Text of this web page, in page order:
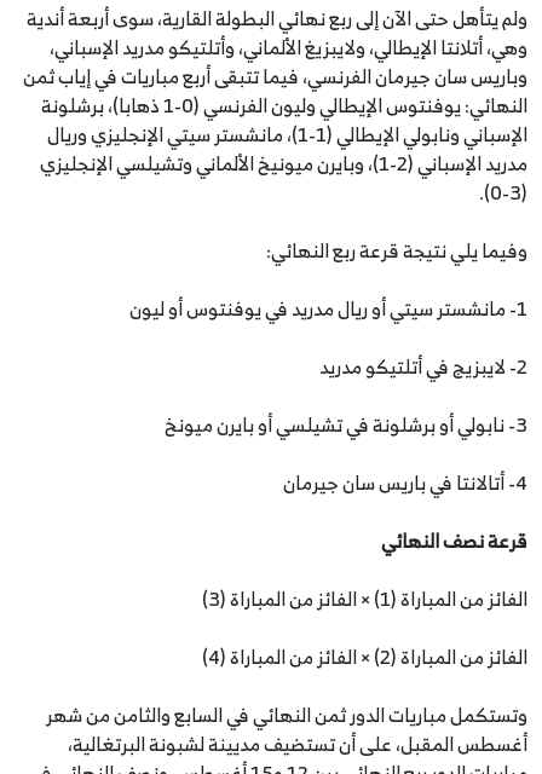
ولم يتأهل حتى الآن إلى ربع نهائي البطولة القارية، سوى أربعة أندية
وهي، أتلانتا الإيطالي، ولايبزيغ الألماني، وأتلتيكو مدريد الإسباني،
وباريس سان جيرمان الفرنسي، فيما تتبقى أربع مباريات في إياب ثمن
النهائي: يوفنتوس الإيطالي وليون الفرنسي (0-1 ذهابا)، برشلونة
الإسباني ونابولي الإيطالي (1-1)، مانشستر سيتي الإنجليزي وريال
مدريد الإسباني (2-1)، وبايرن ميونيخ الألماني وتشيلسي الإنجليزي
(3-0).
وفيما يلي نتيجة قرعة ربع النهائي:
1- مانشستر سيتي أو ريال مدريد في يوفنتوس أو ليون
2- لايبزيج في أتلتيكو مدريد
3- نابولي أو برشلونة في تشيلسي أو بايرن ميونخ
4- أتالانتا في باريس سان جيرمان
قرعة نصف النهائي
الفائز من المباراة (1) × الفائز من المباراة (3)
الفائز من المباراة (2) × الفائز من المباراة (4)
وتستكمل مباريات الدور ثمن النهائي في السابع والثامن من شهر
أغسطس المقبل، على أن تستضيف مديينة لشبونة البرتغالية،